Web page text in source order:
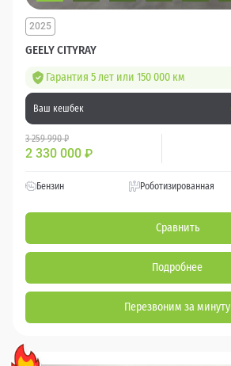
GEELY CITYRAY
2025
Гарантия 5 лет или 150 000 км
Ваш кешбек
3 259 990 ₽
2 330 000 ₽
Бензин Роботизированная
Сравнить
Подробнее
Перезвоним за минуту